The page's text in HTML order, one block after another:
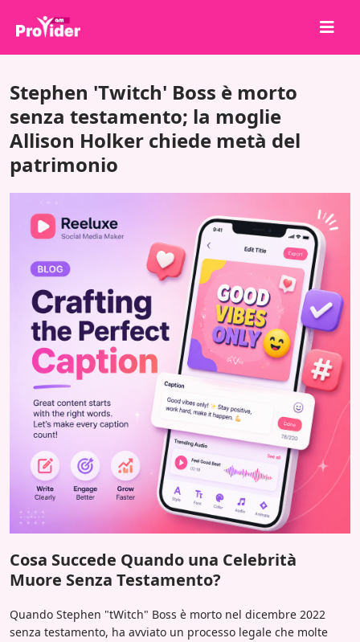
Chi siamo
Accedi
Iscriviti
Servizi
API
Blog
Stephen 'Twitch' Boss è morto
senza testamento; la moglie
Allison Holker chiede metà del
patrimonio
Cosa Succede Quando una Celebrità
Muore Senza Testamento?
Quando Stephen "tWitch" Boss è morto nel dicembre 2022
senza testamento, ha avviato un processo legale che molte